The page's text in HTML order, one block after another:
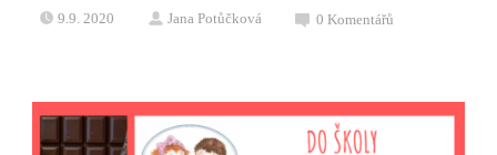
9.9. 2020 Jana Potůčková 0Komentářů